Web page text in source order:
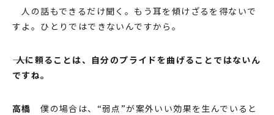
⼈の話もできるだけ聞く。もう⽿を傾けざるを得ないで
すよ。ひとりではできないんですから。
―― ⼈に頼ることは、⾃分のプライドを曲げることではないん
ですね。
⾼橋 僕の場合は、“弱点”が案外いい効果を⽣んでいると